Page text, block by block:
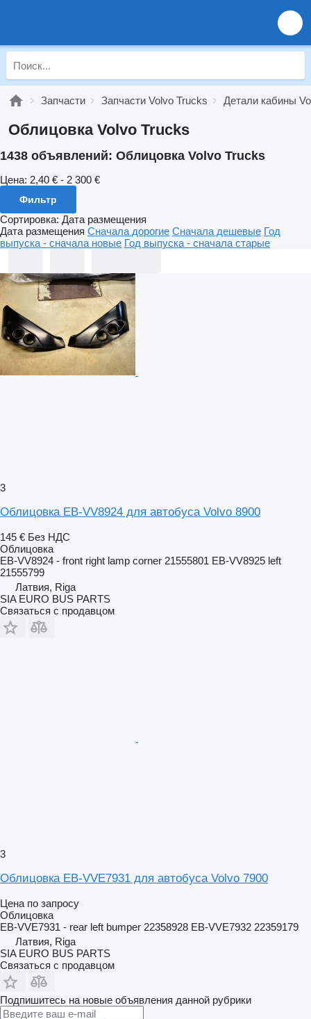
Запчасти Запчасти Volvo Trucks Детали кабины
Облицовка Volvo Trucks
1438 объявлений: Облицовка Volvo Trucks
Цена: 2,40 € - 2 300 €
Фильтр
Сортировка: Дата размещения
Дата размещения Сначала дорогие Сначала дешевые Год
выпуска - сначала новые Год выпуска - сначала старые
3
Облицовка EB-VV8924 для автобуса Volvo 8900
145 € Без НДС
Облицовка
EB-VV8924 - front right lamp corner 21555801 EB-VV8925 left
21555799
Латвия, Riga
SIA EURO BUS PARTS
Связаться с продавцом
3
Облицовка EB-VVE7931 для автобуса Volvo 7900
Цена по запросу
Облицовка
EB-VVE7931 - rear left bumper 22358928 EB-VVE7932 22359179
Латвия, Riga
SIA EURO BUS PARTS
Связаться с продавцом
Подпишитесь на новые объявления данной рубрики